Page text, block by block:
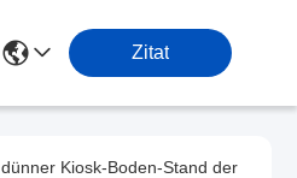
Zitat
Kiosk-Boden-Stand der